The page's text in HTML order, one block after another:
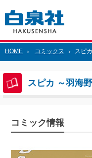
HOME > コミックス > スピ
スピカ ～羽海
コミック情報